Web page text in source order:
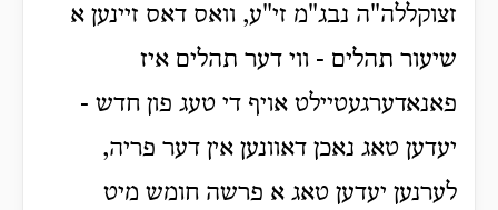
זצוקללה"ה נבג"מ זי"ע, וואס דאס זיינען א
שיעור תהלים - ווי דער תהלים איז
פאנאדערגעטיילט אויף די טעג פון חדש -
יעדען טאג נאכן דאוונען אין דער פריה,
לערנען יעדען טאג א פרשה חומש מיט